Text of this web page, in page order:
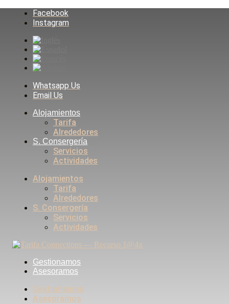
Facebook
Instagram
Whatsapp Us
Email Us
Alojamientos
Tarifa
Alrededores
S. Consergería
Servicios
Actividades
Alojamientos
Tarifa
Alrededores
S. Consergería
Servicios
Actividades
Gestionamos
Asesoramos
Gestionamos
Asesoramos